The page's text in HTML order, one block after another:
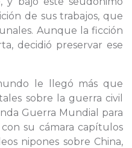
de sus trabajos, que
Aunque la ficción
decidió preservar ese
le llegó más que
sobre la guerra civil
Guerra Mundial para
su cámara capítulos
nipones sobre China,